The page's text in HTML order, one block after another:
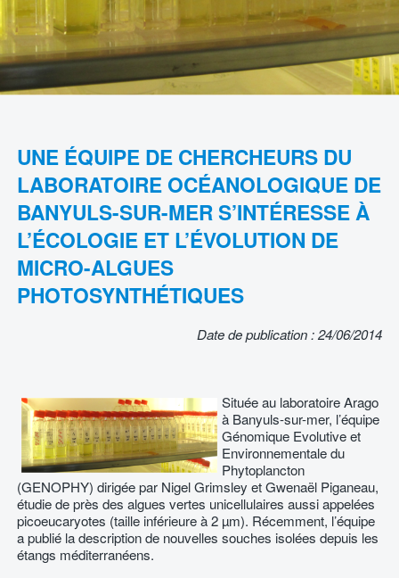
UNE ÉQUIPE DE CHERCHEURS DU
LABORATOIRE OCÉANOLOGIQUE DE
BANYULS-SUR-MER S’INTÉRESSE À
L’ÉCOLOGIE ET L’ÉVOLUTION DE
MICRO-ALGUES
PHOTOSYNTHÉTIQUES
Date de publication : 24/06/2014
Située au laboratoire Arago
à Banyuls-sur-mer, l’équipe
Génomique Evolutive et
Environnementale du
Phytoplancton
(GENOPHY) dirigée par Nigel Grimsley et Gwenaël Piganeau,
étudie de près des algues vertes unicellulaires aussi appelées
picoeucaryotes (taille inférieure à 2 µm). Récemment, l’équipe
a publié la description de nouvelles souches isolées depuis les
étangs méditerranéens.